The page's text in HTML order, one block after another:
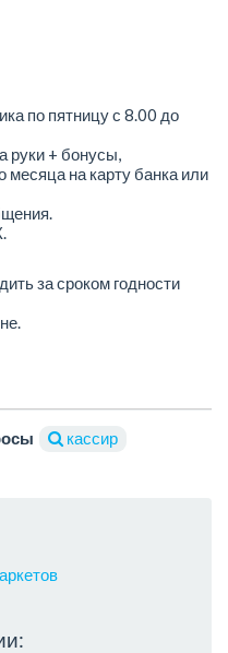
по пятницу с 8.00 до
руки + бонусы,
месяца на карту банка или
за сроком годности
кассир